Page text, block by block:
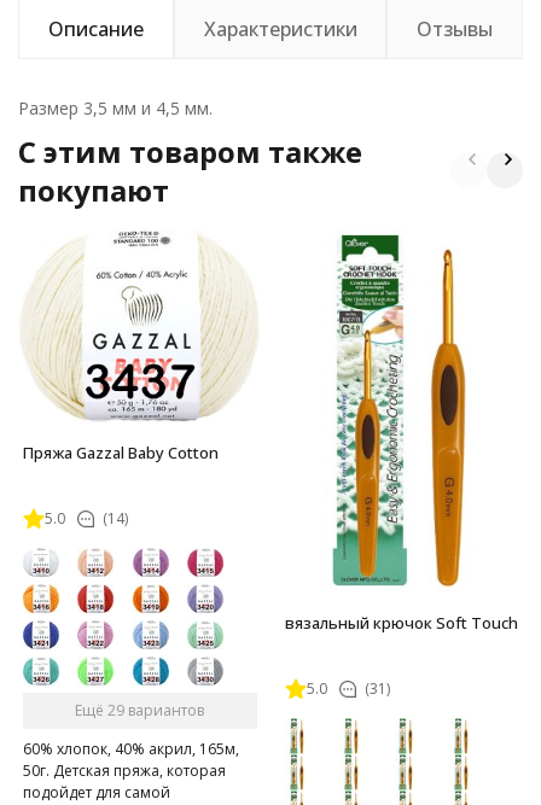
Описание Характеристики Отзывы
Размер 3,5 мм и 4,5 мм.
C этим товаром также
покупают
Пряжа Gazzal Baby Cotton
5.0 (14)
Ещё 29 вариантов
60% хлопок, 40% акрил, 165м,
50г. Детская пряжа, которая
подойдет для самой
вязальный крючок Soft Touch
5.0 (31)